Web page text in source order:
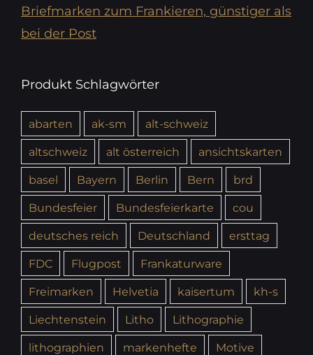
Briefmarken zum Frankieren, günstiger als
bei der Post
Produkt Schlagwörter
abarten ak-sm
alt-schweiz
altschweiz
alt österreich
ansichtskarten
basel
Bayern Berlin Bern
brd
Bundesfeier
Bundesfeierkarte
cou
deutsches reich
Deutschland
ersttag
FDC
Flugpost
Frankaturware
Freimarken
Helvetia kaisertum
kh-s
Liechtenstein
Litho
Lithographie
lithographien
markenhefte
Motive